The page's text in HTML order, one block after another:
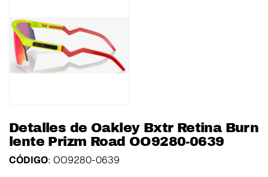
Detalles de Oakley Bxtr Retina Burn
lente Prizm Road OO9280-0639
CÓDIGO: OO9280-0639